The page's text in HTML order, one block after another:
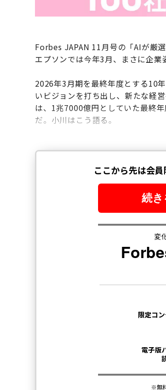
Forbes JAPAN 11月号の「AIが厳
エプソンでは今年3月、まさに企業
2026年3月期を最終年度とする10
いビジョンを打ち出し、新たな経
は、1兆7000億円としていた最終
だ。小川はこう語る。